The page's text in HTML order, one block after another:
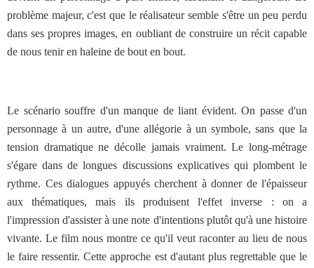
problème majeur, c'est que le réalisateur semble s'être un peu perdu
dans ses propres images, en oubliant de construire un récit capable
de nous tenir en haleine de bout en bout.
Le scénario souffre d'un manque de liant évident. On passe d'un
personnage à un autre, d'une allégorie à un symbole, sans que la
tension dramatique ne décolle jamais vraiment. Le long-métrage
s'égare dans de longues discussions explicatives qui plombent le
rythme. Ces dialogues appuyés cherchent à donner de l'épaisseur
aux thématiques, mais ils produisent l'effet inverse : on a
l'impression d'assister à une note d'intentions plutôt qu'à une histoire
vivante. Le film nous montre ce qu'il veut raconter au lieu de nous
le faire ressentir. Cette approche est d'autant plus regrettable que le